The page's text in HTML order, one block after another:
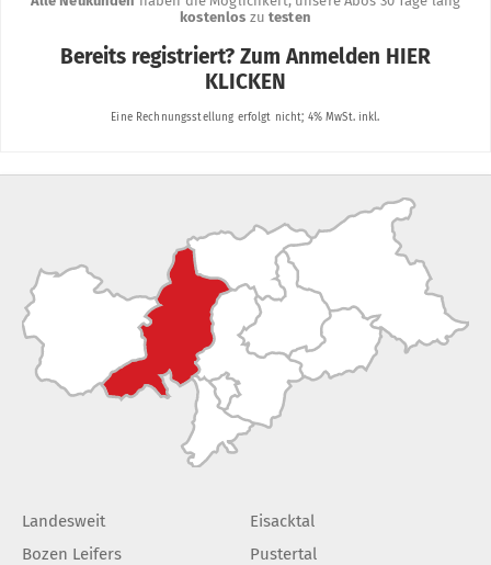
Landesweit
Bozen Leifers
Eisacktal
Pustertal